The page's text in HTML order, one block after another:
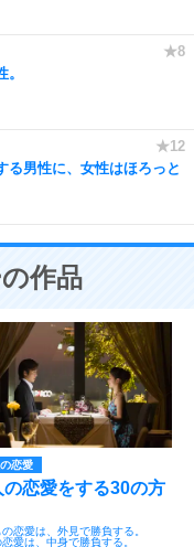
る男性に、女性はほろっと
作品
恋愛
の恋愛をする30の方
恋愛は、外見で勝負する。
愛は、中身で勝負する。